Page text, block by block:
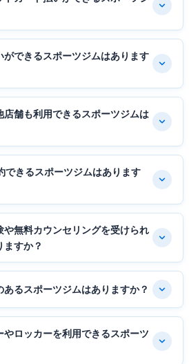
ができるスポーツジムはあります
店舗も利用できるスポーツジムは
できるスポーツジムはあります
や無料カウンセリングを受けられ
ますか？
るスポーツジムはありますか？
ロッカーを利用できるスポーツ